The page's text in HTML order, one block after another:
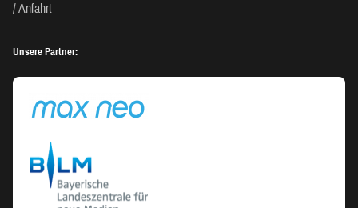
Anfahrt
Unsere Partner: